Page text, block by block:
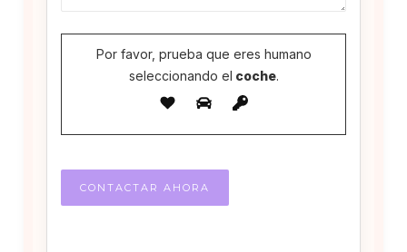
Por favor, prueba que eres humano
seleccionando el coche.